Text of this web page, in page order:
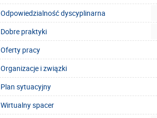
Odpowiedzialność dyscyplinarna
Dobre praktyki
Oferty pracy
Organizacje i związki
Plan sytuacyjny
Wirtualny spacer